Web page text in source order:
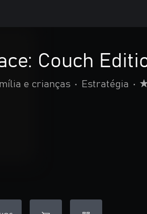
Couch
e crianças • Estratégia •